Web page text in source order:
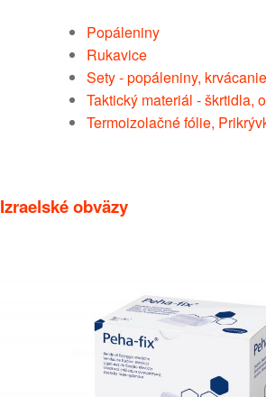
Popáleniny
Rukavice
Sety - popáleniny,
Taktický materiál - škrtidla,
Termoizolačné fólie,
Izraelské obväzy